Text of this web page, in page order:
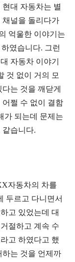
대 자동차는 별
채널을 돌리다가
억울한 이야기는
였습니다. 그런
자동차 이야기
것 없이 거의 모
는 것을 깨닫게
쩔 수 없이 결함
가 되는데 문제는
같습니다.
자동차의 차를
두르고 다니면서
고 있었는데 대
절하고 계속 수
고 하였다고 했
는 것을 언제까